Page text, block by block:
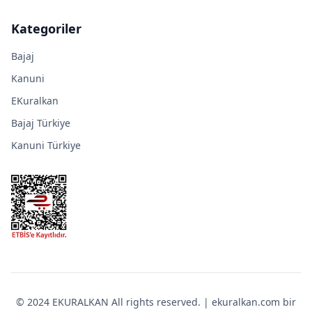
Kategoriler
Bajaj
Kanuni
EKuralkan
Bajaj Türkiye
Kanuni Türkiye
© 2024 EKURALKAN All rights reserved. | ekuralkan.com bir